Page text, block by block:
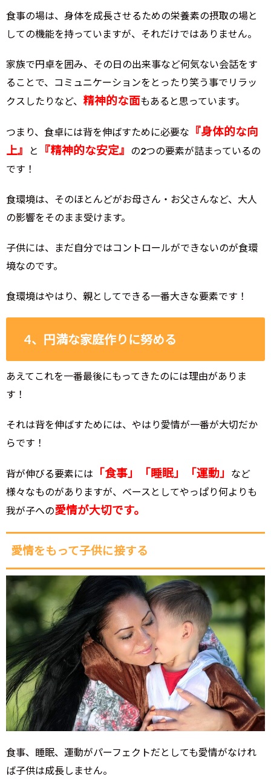
食事の場は、身体を成長させるための栄養素の摂取の場と
しての機能を持っていますが、それだけではありません。
家族で円卓を囲み、その日の出来事など何気ない会話をす
ることで、コミュニケーションをとったり笑う事でリラッ
クスしたりなど、 精神的な面もあると思っています。
つまり、食卓には背を伸ばすために必要な
『身体的な向
上』
と 『精神的な安定』
の2つの要素が詰まっているの
です！
食環境は、そのほとんどがお母さん・お父さんなど、大人
の影響をそのまま受けます。
子供には、まだ自分ではコントロールができないのが食環
境なのです。
食環境はやはり、親としてできる一番大きな要素です！
4、円満な家庭作りに努める
あえてこれを一番最後にもってきたのには理由がありま
す！
それは背を伸ばすためには、やはり愛情が一番が大切だか
らです！
背が伸びる要素には 「食事」「睡眠」「運動」
など
様々なものがありますが、ベースとしてやっぱり何よりも
我が子への愛情が大切です。
愛情をもって子供に接する
食事、睡眠、運動がパーフェクトだとしても愛情がなけれ
ば子供は成長しません。